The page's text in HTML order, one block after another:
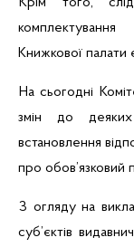
Книжкової палати
На сьогодні
змін до
встановлення
про обов’язковий
З огляду на
суб’єктів